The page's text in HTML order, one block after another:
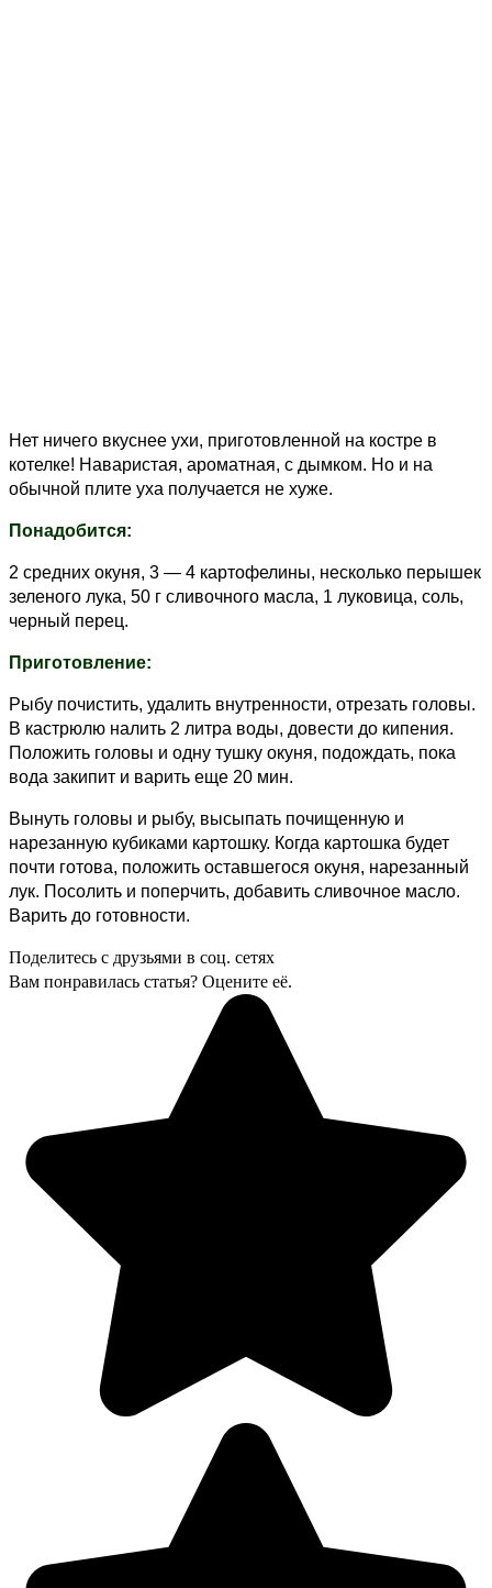
Нет ничего вкуснее ухи, приготовленной на костре в
котелке! Наваристая, ароматная, с дымком. Но и на
обычной плите уха получается не хуже.
Понадобится:
2 средних окуня, 3 — 4 картофелины, несколько перышек
зеленого лука, 50 г сливочного масла, 1 луковица, соль,
черный перец.
Приготовление:
Рыбу почистить, удалить внутренности, отрезать головы.
В кастрюлю налить 2 литра воды, довести до кипения.
Положить головы и одну тушку окуня, подождать, пока
вода закипит и варить еще 20 мин.
Вынуть головы и рыбу, высыпать почищенную и
нарезанную кубиками картошку. Когда картошка будет
почти готова, положить оставшегося окуня, нарезанный
лук. Посолить и поперчить, добавить сливочное масло.
Варить до готовности.
Поделитесь с друзьями в соц. сетях
Вам понравилась статья? Оцените её.